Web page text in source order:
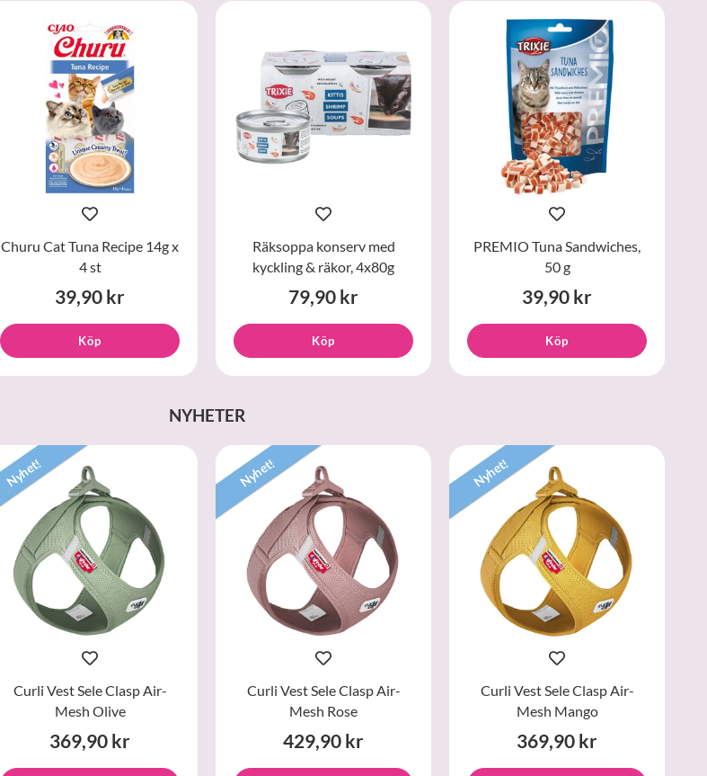
Churu Cat Tuna Recipe 14g x
4 st
39,90 kr
Köp
Räksoppa konserv med
kyckling & räkor, 4x80g
79,90 kr
Köp
PREMIO Tuna Sandwiches,
50 g
39,90 kr
Köp
NYHETER
Nyhet!
Curli Vest Sele Clasp Air-
Mesh Olive
369,90 kr
Nyhet!
Curli Vest Sele Clasp Air-
Mesh Rose
429,90 kr
Nyhet!
Curli Vest Sele Clasp Air-
Mesh Mango
369,90 kr